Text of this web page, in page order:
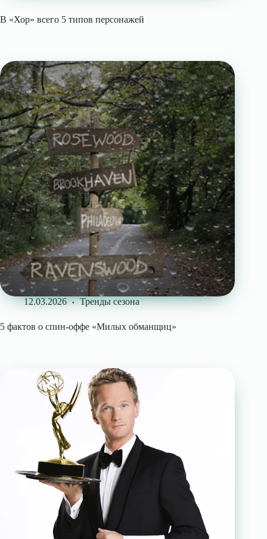
В «Хор» всего 5 типов персонажей
12.03.2026 Тренды сезона
5 фактов о спин-оффе «Милых обманщиц»